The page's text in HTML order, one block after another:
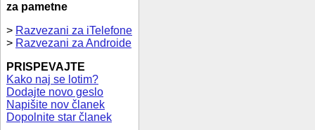
za pametne
> Razvezani za iTelefone
> Razvezani za Androide
PRISPEVAJTE
Kako naj se lotim?
Dodajte novo geslo
Napišite nov članek
Dopolnite star članek